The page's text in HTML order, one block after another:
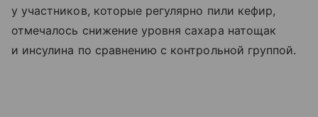
у участников, которые регулярно пили кефир,
отмечалось снижение уровня сахара натощак
и инсулина по сравнению с контрольной группой.